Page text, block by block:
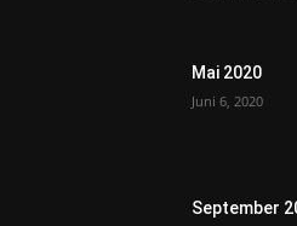
Mai 2020
Juni 6, 2020
September